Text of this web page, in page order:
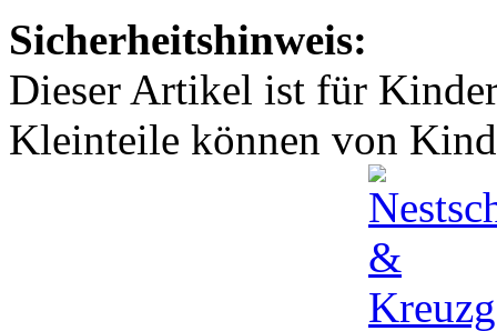
Sicherheitshinweis:
Dieser Artikel ist für
Kleinteile können von